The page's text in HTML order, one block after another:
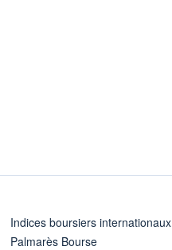
Indices boursiers internationaux
Palmarès Bourse